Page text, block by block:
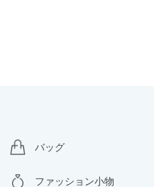
バッグ
ファッション小物